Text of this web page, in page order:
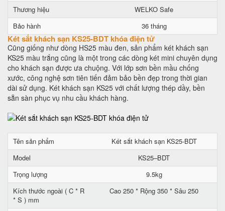
Thương hiệu
WELKO Safe
Bảo hành
36 tháng
Két sắt khách sạn KS25-BDT khóa điện tử
Cũng giống như dòng HS25 màu đen, sản phẩm két khách sạn
KS25 màu trắng cũng là một trong các dòng két mini chuyên dụng
cho khách sạn được ưa chuộng. Với lớp sơn bền mầu chống
xước, công nghệ sơn tiên tiến đảm bảo bền đẹp trong thời gian
dài sử dụng. Két khách sạn KS25 với chất lượng thép dầy, bền
sẵn sàn phục vụ nhu cầu khách hàng.
Tên sản phẩm
Két sắt khách sạn KS25-BDT
Model
KS25–BDT
Trọng lượng
9.5kg
Kích thước ngoài ( C * R
* S ) mm
Cao 250 * Rộng 350 * Sâu 250